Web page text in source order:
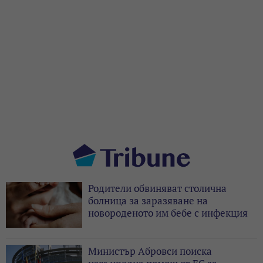
Родители обвиняват столична
болница за заразяване на
новороденото им бебе с инфекция
Министър Абровси поиска